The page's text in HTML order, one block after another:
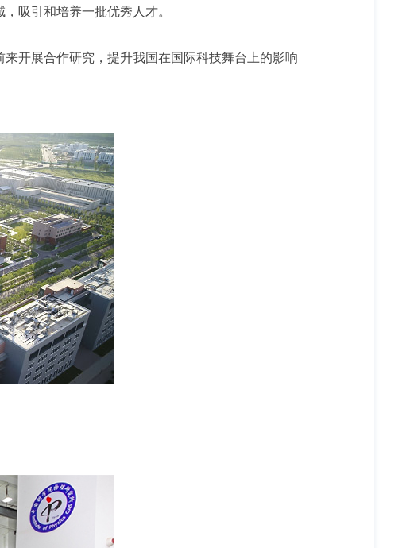
吸引和培养一批优秀人才。
开展合作研究，提升我国在国际科技舞台上的影响